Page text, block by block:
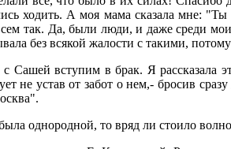
ходить. А моя мама сказала мне:
так. Да, были люди, и даже среди
без всякой жалости с такими,
Сашей вступим в брак. Я рассказала
не устав от забот о нем,- бросив
однородной, то вряд ли стоило